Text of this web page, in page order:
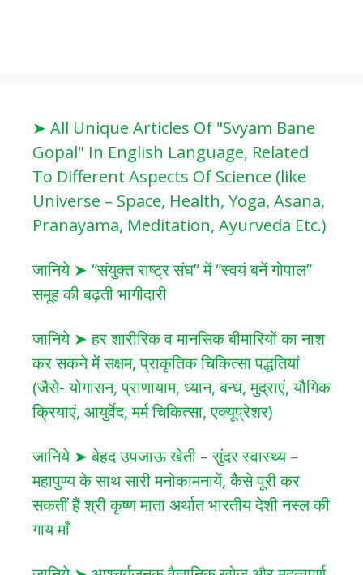
➤ All Unique Articles Of "Svyam Bane
Gopal" In English Language, Related
To Different Aspects Of Science (like
Universe – Space, Health, Yoga, Asana,
Pranayama, Meditation, Ayurveda Etc.)
जानिये ➤ “संयुक्त राष्ट्र संघ” में “स्वयं बनें गोपाल”
समूह की बढ़ती भागीदारी
जानिये ➤ हर शारीरिक व मानसिक बीमारियों का नाश
कर सकने में सक्षम, प्राकृतिक चिकित्सा पद्धतियां
(जैसे- योगासन, प्राणायाम, ध्यान, बन्ध, मुद्राएं, यौगिक
क्रियाएं, आयुर्वेद, मर्म चिकित्सा, एक्यूप्रेशर)
जानिये ➤ बेहद उपजाऊ खेती – सुंदर स्वास्थ्य –
महापुण्य के साथ सारी मनोकामनायें, कैसे पूरी कर
सकतीं हैं श्री कृष्ण माता अर्थात भारतीय देशी नस्ल की
गाय माँ